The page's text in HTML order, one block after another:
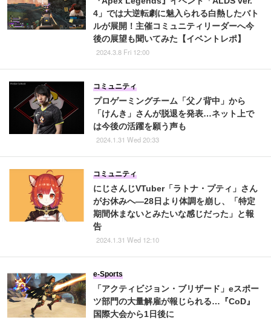
4」では大逆転劇に魅入られる白熱したバト
ルが展開！主催コミュニティリーダーへ今
後の展望も聞いてみた【イベントレポ】
2024.3.8 Fri 12:00
プロゲーミングチーム「父ノ背中」から
「けんき」さんが脱退を発表…ネット上で
は今後の活躍を願う声も
コミュニティ
2024.1.31 Wed 20:33
にじさんじVTuber「ラトナ・プティ」さん
がお休みへ―28日より体調を崩し、「特定
期間休まないとみたいな感じだった」と報
告
コミュニティ
2024.1.31 Wed 12:10
「アクティビジョン・ブリザード」eスポー
ツ部門の大量解雇が報じられる…『CoD』
国際大会から1日後に
e-Sports